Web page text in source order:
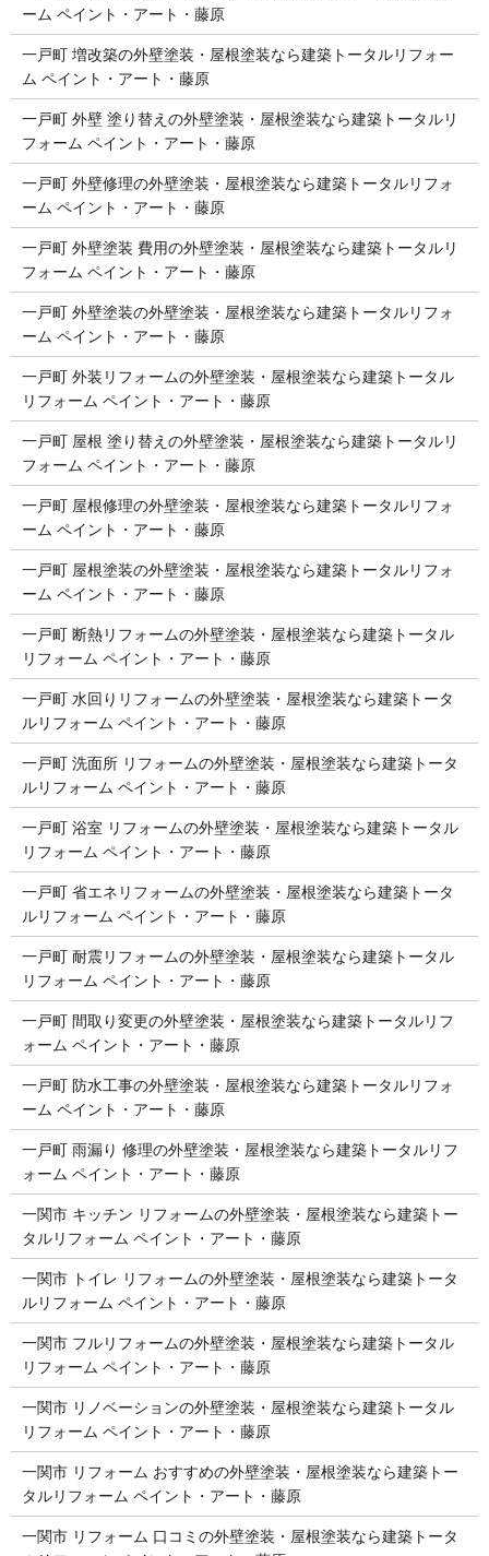
ーム ペイント・アート・藤原
一戸町 増改築の外壁塗装・屋根塗装なら建築トータルリフォー
ム ペイント・アート・藤原
一戸町 外壁 塗り替えの外壁塗装・屋根塗装なら建築トータルリ
フォーム ペイント・アート・藤原
一戸町 外壁修理の外壁塗装・屋根塗装なら建築トータルリフォ
ーム ペイント・アート・藤原
一戸町 外壁塗装 費用の外壁塗装・屋根塗装なら建築トータルリ
フォーム ペイント・アート・藤原
一戸町 外壁塗装の外壁塗装・屋根塗装なら建築トータルリフォ
ーム ペイント・アート・藤原
一戸町 外装リフォームの外壁塗装・屋根塗装なら建築トータル
リフォーム ペイント・アート・藤原
一戸町 屋根 塗り替えの外壁塗装・屋根塗装なら建築トータルリ
フォーム ペイント・アート・藤原
一戸町 屋根修理の外壁塗装・屋根塗装なら建築トータルリフォ
ーム ペイント・アート・藤原
一戸町 屋根塗装の外壁塗装・屋根塗装なら建築トータルリフォ
ーム ペイント・アート・藤原
一戸町 断熱リフォームの外壁塗装・屋根塗装なら建築トータル
リフォーム ペイント・アート・藤原
一戸町 水回りリフォームの外壁塗装・屋根塗装なら建築トータ
ルリフォーム ペイント・アート・藤原
一戸町 洗面所 リフォームの外壁塗装・屋根塗装なら建築トータ
ルリフォーム ペイント・アート・藤原
一戸町 浴室 リフォームの外壁塗装・屋根塗装なら建築トータル
リフォーム ペイント・アート・藤原
一戸町 省エネリフォームの外壁塗装・屋根塗装なら建築トータ
ルリフォーム ペイント・アート・藤原
一戸町 耐震リフォームの外壁塗装・屋根塗装なら建築トータル
リフォーム ペイント・アート・藤原
一戸町 間取り変更の外壁塗装・屋根塗装なら建築トータルリフ
ォーム ペイント・アート・藤原
一戸町 防水工事の外壁塗装・屋根塗装なら建築トータルリフォ
ーム ペイント・アート・藤原
一戸町 雨漏り 修理の外壁塗装・屋根塗装なら建築トータルリフ
ォーム ペイント・アート・藤原
一関市 キッチン リフォームの外壁塗装・屋根塗装なら建築トー
タルリフォーム ペイント・アート・藤原
一関市 トイレ リフォームの外壁塗装・屋根塗装なら建築トータ
ルリフォーム ペイント・アート・藤原
一関市 フルリフォームの外壁塗装・屋根塗装なら建築トータル
リフォーム ペイント・アート・藤原
一関市 リノベーションの外壁塗装・屋根塗装なら建築トータル
リフォーム ペイント・アート・藤原
一関市 リフォーム おすすめの外壁塗装・屋根塗装なら建築トー
タルリフォーム ペイント・アート・藤原
一関市 リフォーム 口コミの外壁塗装・屋根塗装なら建築トータ